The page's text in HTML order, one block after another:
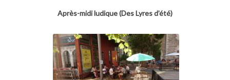
Après-midi ludique (Des Lyres d’été)